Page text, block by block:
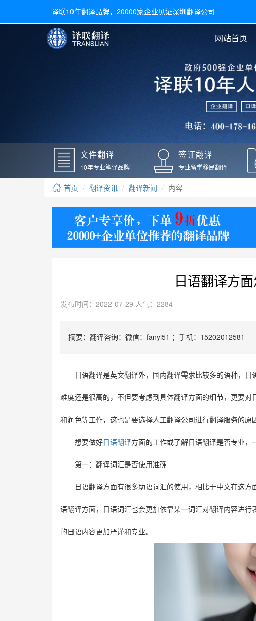
译联10年翻译品牌，20000家企业见证深圳翻译公司
网站首页
文件翻译 医学翻译
广交会翻译 交替传
常用语种翻译
日语翻译
德语翻译
毕业证翻译
户口本翻译
学位证翻译
身份证翻译
签证材料
银行流水翻译
驾照翻译
疫苗本翻译
新冠疫苗接种
核酸检测报告
译
口译
翻译新闻
文件翻译
10年专业笔译品牌
签证翻译
专业留学移民翻译
首页 翻译资讯 翻译新闻 内容
日语翻译方
发布时间：2022-07-29 人气：2284
摘要：翻译咨询：微信：fanyi51 ；手机：15202012581
日语翻译是英文翻译外，国内翻译需求比较多的语种，
难度还是很高的，不但要考虑到具体翻译方面的细节，更要
和润色等工作，这也是要选择人工翻译公司进行翻译服务的原
想要做好日语翻译方面的工作或了解日语翻译是否专业，
第一：翻译词汇是否使用准确
日语翻译方面有很多助语词汇的使用，相比于中文在这
语翻译方面，日语词汇也会更加依靠某一词汇对翻译内容进
的日语内容更加严谨和专业。